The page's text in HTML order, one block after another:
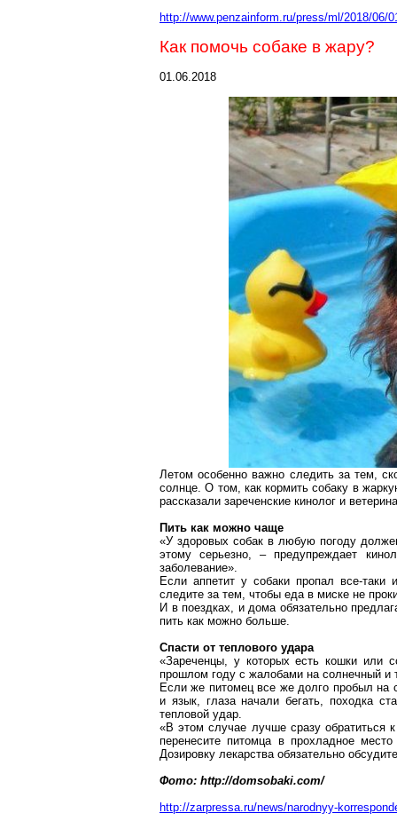
http://www.penzainform.ru/press/ml/2018/
Как помочь собаке в жару?
01.06.2018
Летом особенно важно следить за тем,
солнце. О том, как кормить собаку в
рассказали зареченские кинолог и
Пить как можно чаще
«У здоровых собак в любую погоду
этому серьезно, – предупреждает
заболевание».
Если аппетит у собаки пропал все-
следите за тем, чтобы еда в миске не
И в поездках, и дома обязательно
пить как можно больше.
Спасти от теплового удара
«Зареченцы, у которыхесть кошки или
прошлом году с жалобами на солнечный и
Если же питомец все же долго пробыл на
и язык, глаза начали бегать, походка
тепловой удар.
«В этом случае лучше сразу обратиться
перенесите питомца в прохладное
Дозировку лекарства обязательно
Фото: http://domsobaki.com/
http://zarpressa.ru/news/narodnyy-